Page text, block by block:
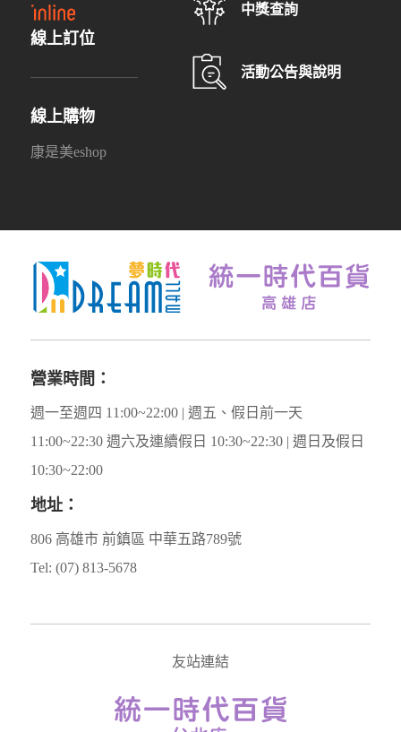
線上訂位
線上購物
康是美eshop
中獎查詢
活動公告與說明
營業時間：
週一至週四 11:00~22:00 | 週五、假日前一天
11:00~22:30 週六及連續假日 10:30~22:30 | 週日及假日
10:30~22:00
地址：
806 高雄市 前鎮區 中華五路789號
Tel: (07) 813-5678
友站連結